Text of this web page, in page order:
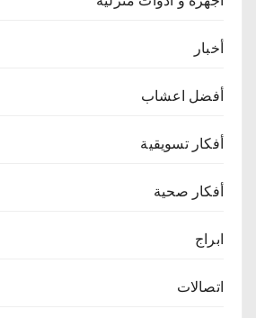
أخبار
أفضل اعشاب
أفكار تسويقية
أفكار صحية
ابراج
اتصالات